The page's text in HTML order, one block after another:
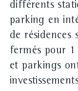
différents
parking en
de résidences
fermés pour 1
et parkings